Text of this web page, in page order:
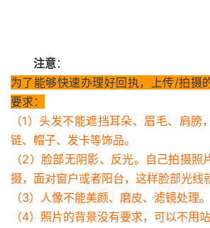
注意：
为了能够快速办理好回执，上传/拍摄
要求：
（1）头发不能遮挡耳朵、眉毛、肩膀
链、帽子、发卡等饰品。
（2）脸部无阴影、反光。自己拍摄照
摄，面对窗户或者阳台，这样脸部光线
（3）人像不能美颜、磨皮、滤镜处理。
（4）照片的背景没有要求，可以不用